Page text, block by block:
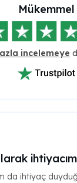
Mükemmel
incelemeye
da ihtiyaç